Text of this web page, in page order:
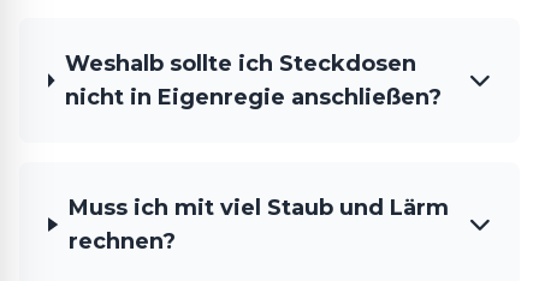
Weshalb sollte ich Steckdosen
nicht in Eigenregie anschließen?
Muss ich mit viel Staub und Lärm
rechnen?